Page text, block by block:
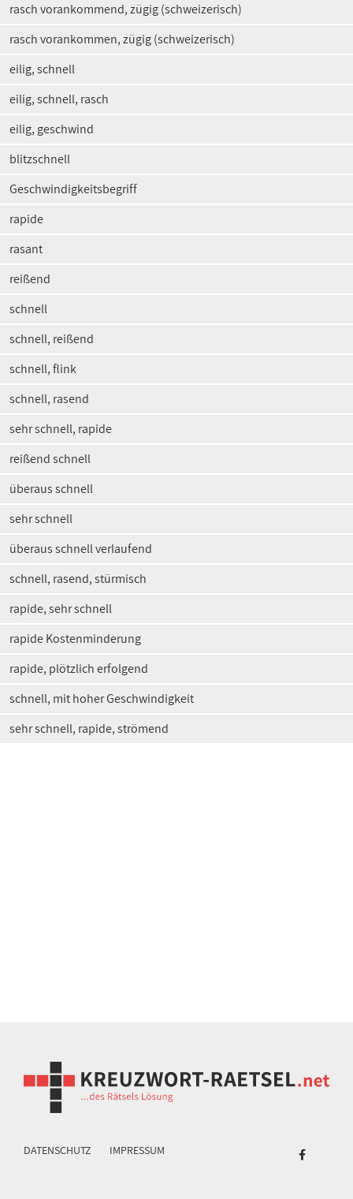
rasch vorankommend, zügig (schweizerisch)
rasch vorankommen, zügig (schweizerisch)
eilig, schnell
eilig, schnell, rasch
eilig, geschwind
blitzschnell
Geschwindigkeitsbegriff
rapide
rasant
reißend
schnell
schnell, reißend
schnell, flink
schnell, rasend
sehr schnell, rapide
reißend schnell
überaus schnell
sehr schnell
überaus schnell verlaufend
schnell, rasend, stürmisch
rapide, sehr schnell
rapide Kostenminderung
rapide, plötzlich erfolgend
schnell, mit hoher Geschwindigkeit
sehr schnell, rapide, strömend
DATENSCHUTZ IMPRESSUM